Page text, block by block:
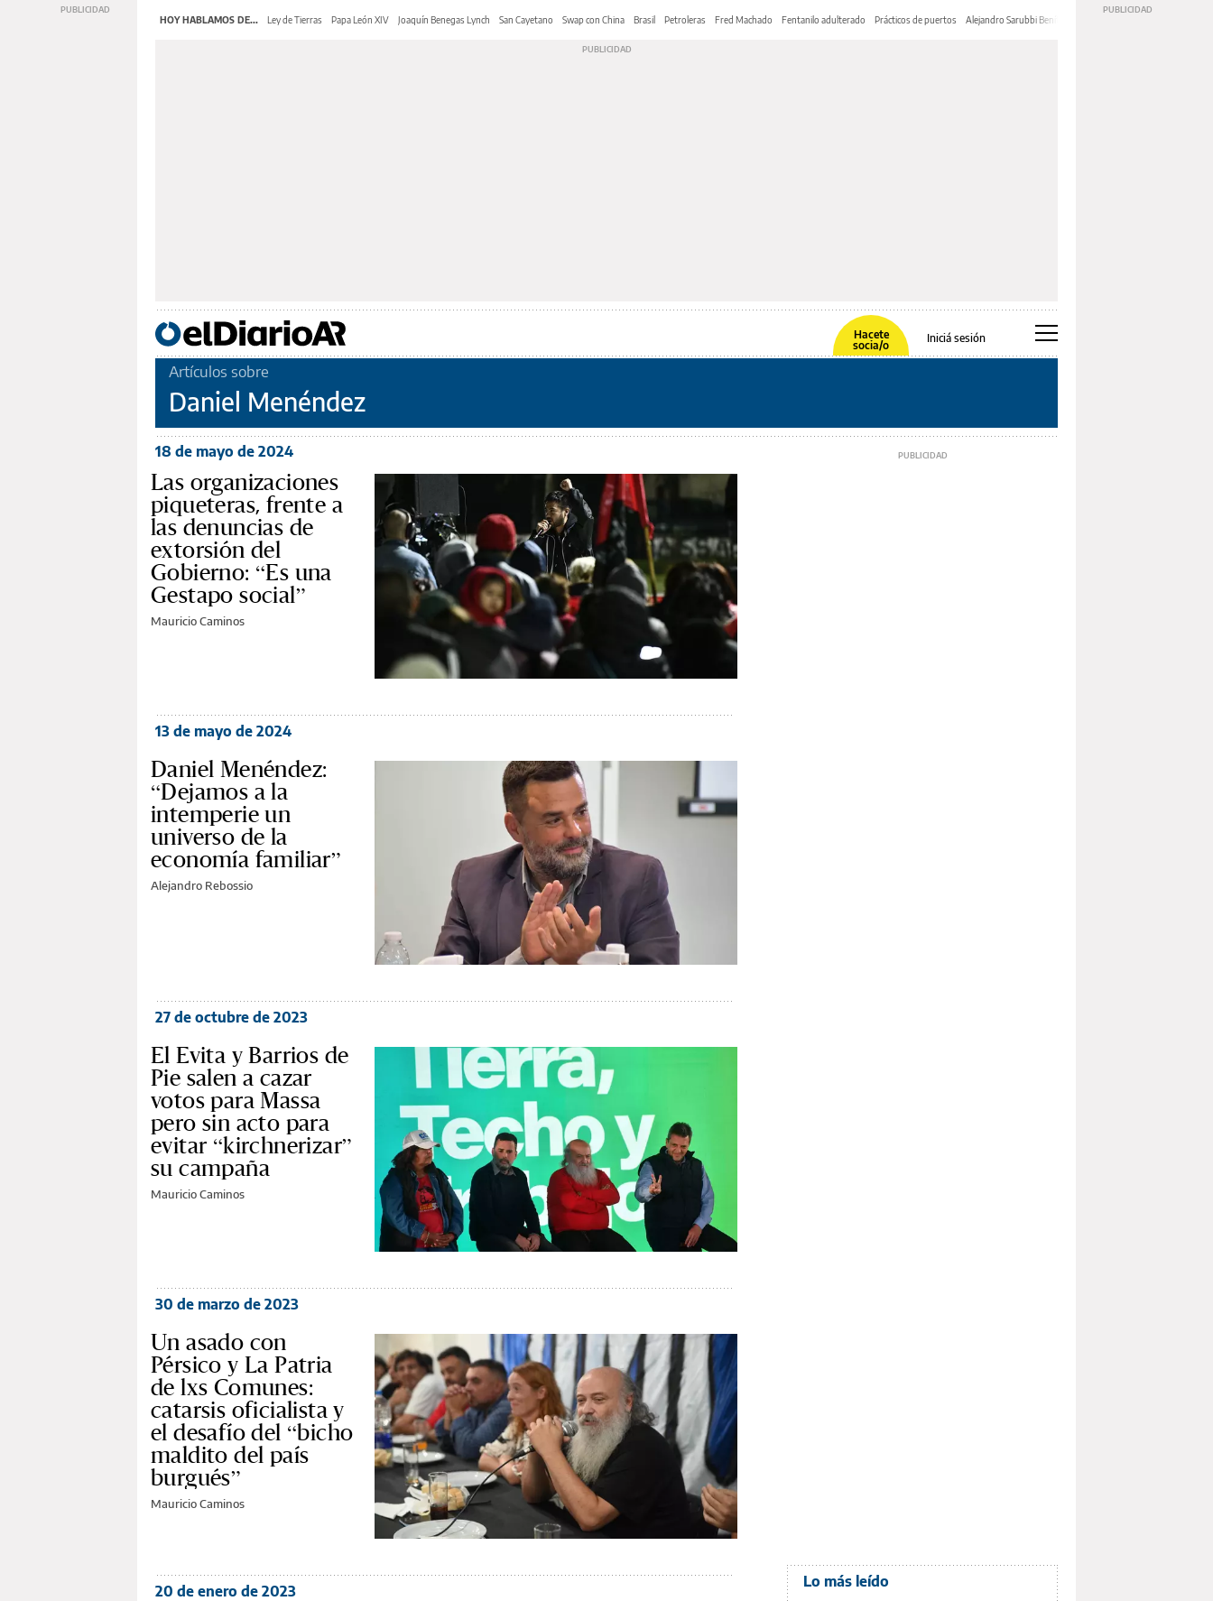
HOY HABLAMOS DE... Ley de Tierras Papa León XIV Joaquín Benegas Lynch San Cayetano Swap con China Brasil Petroleras Fred Machado Fentanilo adulterado Prácticos de puertos Alejandro Sarubbi Benítez
Hacete
socia/o
Iniciá sesión
Artículos sobre
Daniel Menéndez
18 de mayo de 2024
Las organizaciones
piqueteras, frente a
las denuncias de
extorsión del
Gobierno: “Es una
Gestapo social”
Mauricio Caminos
13 de mayo de 2024
Daniel Menéndez:
“Dejamos a la
intemperie un
universo de la
economía familiar”
Alejandro Rebossio
27 de octubre de 2023
El Evita y Barrios de
Pie salen a cazar
votos para Massa
pero sin acto para
evitar “kirchnerizar”
su campaña
Mauricio Caminos
30 de marzo de 2023
Un asado con
Pérsico y La Patria
de lxs Comunes:
catarsis oficialista y
el desafío del “bicho
maldito del país
burgués”
Mauricio Caminos
20 de enero de 2023
Lo más leído